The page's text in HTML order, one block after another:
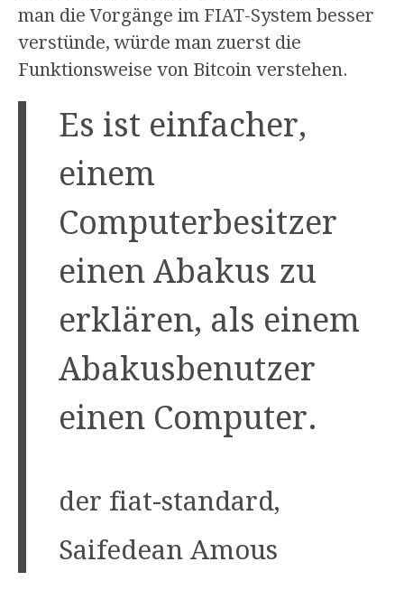
man die Vorgänge im FIAT-System besser
verstünde, würde man zuerst die
Funktionsweise von Bitcoin verstehen.
Es ist einfacher,
einem
Computerbesitzer
einen Abakus zu
erklären, als einem
Abakusbenutzer
einen Computer.
der fiat-standard,
Saifedean Amous